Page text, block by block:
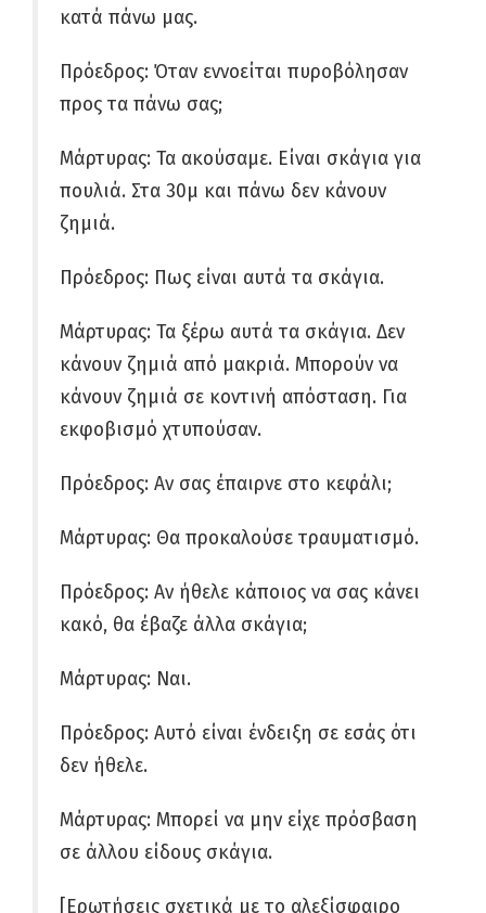
κατά πάνω μας.
Πρόεδρος: Όταν εννοείται πυροβόλησαν
προς τα πάνω σας;
Μάρτυρας: Τα ακούσαμε. Είναι σκάγια για
πουλιά. Στα 30μ και πάνω δεν κάνουν
ζημιά.
Πρόεδρος: Πως είναι αυτά τα σκάγια.
Μάρτυρας: Τα ξέρω αυτά τα σκάγια. Δεν
κάνουν ζημιά από μακριά. Μπορούν να
κάνουν ζημιά σε κοντινή απόσταση. Για
εκφοβισμό χτυπούσαν.
Πρόεδρος: Αν σας έπαιρνε στο κεφάλι;
Μάρτυρας: Θα προκαλούσε τραυματισμό.
Πρόεδρος: Αν ήθελε κάποιος να σας κάνει
κακό, θα έβαζε άλλα σκάγια;
Μάρτυρας: Ναι.
Πρόεδρος: Αυτό είναι ένδειξη σε εσάς ότι
δεν ήθελε.
Μάρτυρας: Μπορεί να μην είχε πρόσβαση
σε άλλου είδους σκάγια.
[Ερωτήσεις σχετικά με το αλεξίσφαιρο